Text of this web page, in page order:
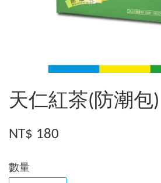
天仁紅茶(防潮包)
NT$ 180
數量